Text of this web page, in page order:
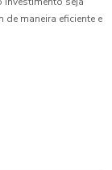
maneira eficiente e